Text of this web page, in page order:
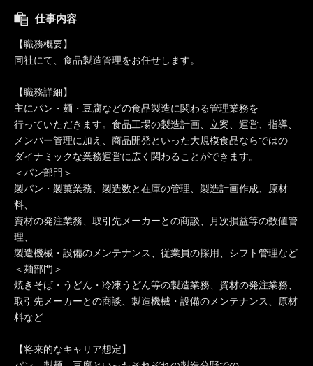
仕事内容
【職務概要】
同社にて、食品製造管理をお任せします。
【職務詳細】
主にパン・麺・豆腐などの食品製造に関わる管理業務を
行っていただきます。食品工場の製造計画、立案、運営、指導、
メンバー管理に加え、商品開発といった大規模食品ならではの
ダイナミックな業務運営に広く関わることができます。
＜パン部門＞
製パン・製菓業務、製造数と在庫の管理、製造計画作成、原材
料、
資材の発注業務、取引先メーカーとの商談、月次損益等の数値管
理、
製造機械・設備のメンテナンス、従業員の採用、シフト管理など
＜麺部門＞
焼きそば・うどん・冷凍うどん等の製造業務、資材の発注業務、
取引先メーカーとの商談、製造機械・設備のメンテナンス、原材
料など
【将来的なキャリア想定】